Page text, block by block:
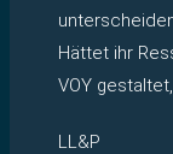
Hättet ihr
VOY
LL&P